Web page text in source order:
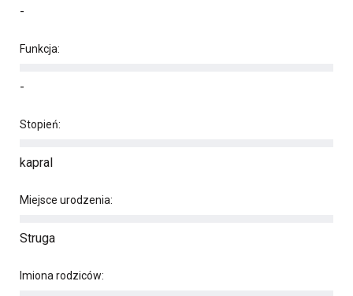
-
Funkcja:
-
Stopień:
kapral
Miejsce urodzenia:
Struga
Imiona rodziców: